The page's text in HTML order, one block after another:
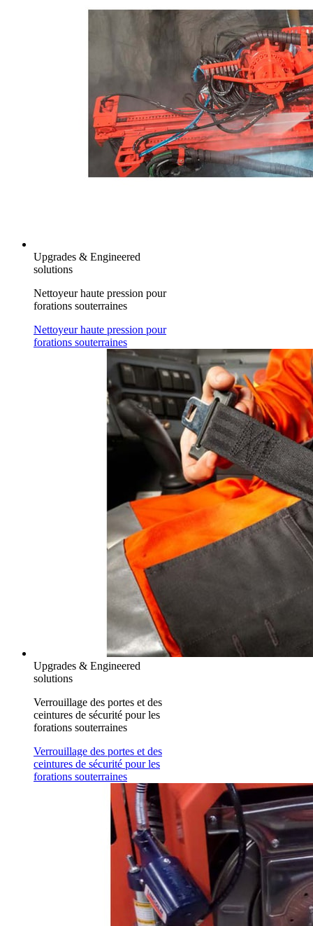
Upgrades & Engineered
solutions
Nettoyeur haute pression pour
forations souterraines
Nettoyeur haute pression pour
forations souterraines
Upgrades & Engineered
solutions
Verrouillage des portes et des
ceintures de sécurité pour les
forations souterraines
Verrouillage des portes et des
ceintures de sécurité pour les
forations souterraines